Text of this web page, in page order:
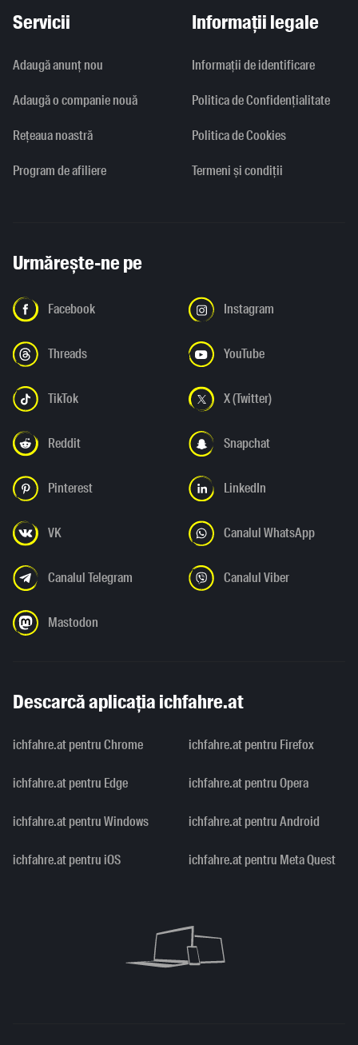
Servicii
Adaugă anunț nou
Adaugă o companie nouă
Rețeaua noastră
Program de afiliere
Informații legale
Informaţii de identificare
Politica de Confidențialitate
Politica de Cookies
Termeni și condiții
Urmărește-ne pe
Facebook Instagram
Threads YouTube
TikTok X (Twitter)
Reddit Snapchat
Pinterest LinkedIn
VK Canalul WhatsApp
Canalul Telegram Canalul Viber
Mastodon
Descarcă aplicația ichfahre.at
ichfahre.at pentru Chrome ichfahre.at pentru Firefox
ichfahre.at pentru Edge ichfahre.at pentru Opera
ichfahre.at pentru Windows ichfahre.at pentru Android
ichfahre.at pentru iOS ichfahre.at pentru Meta Quest